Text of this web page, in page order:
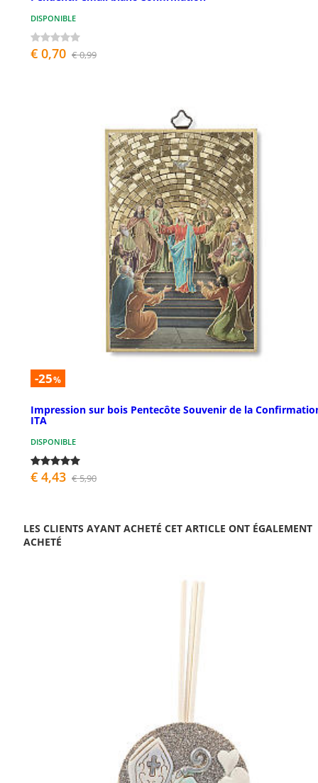
DISPONIBLE
€ 0,70 € 0,99
-25%
Impression sur bois Pentecôte Souvenir de la
ITA
DISPONIBLE
€ 4,43 € 5,90
LES CLIENTS AYANT ACHETÉ CET ARTICLE ONT ÉGALEMENT
ACHETÉ